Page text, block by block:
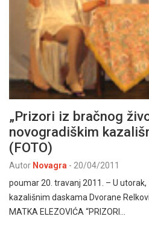
„Prizori iz bračnog
novogradiškim
(FOTO)
Autor Novagra - 20/04/2011
poumar 20. travanj 2011. – U
kazališnim daskama Dvorane
MATKA ELEZOVIĆA “PRIZORI…